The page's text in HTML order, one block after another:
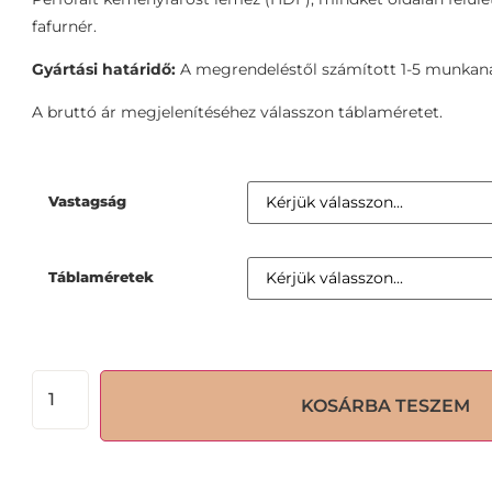
fafurnér.
Gyártási határidő:A megrendeléstől számított 1-5
A bruttó ár megjelenítéséhez válasszon táblaméretet.
Vastagság
Táblaméretek
KOSÁRBA TESZEM